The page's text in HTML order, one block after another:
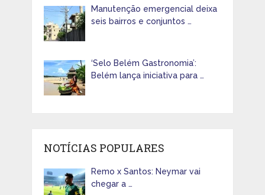
Manutenção emergencial deixa
seis bairros e conjuntos …
‘Selo Belém Gastronomia’:
Belém lança iniciativa para …
NOTÍCIAS POPULARES
Remo x Santos: Neymar vai
chegar a …